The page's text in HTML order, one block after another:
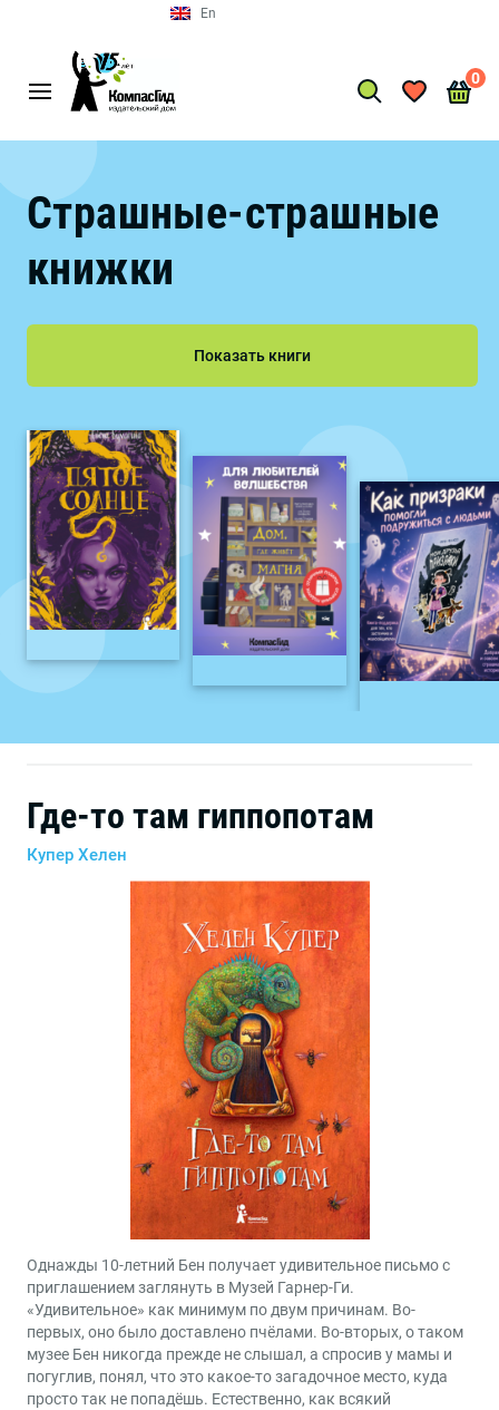
Страшные-страшные
книжки
Показать книги
Где-то там гиппопотам
Купер Хелен
Однажды 10-летний Бен получает удивительное письмо с
приглашением заглянуть в Музей Гарнер-Ги.
«Удивительное» как минимум по двум причинам. Во-
первых, оно было доставлено пчёлами. Во-вторых, о таком
музее Бен никогда прежде не слышал, а спросив у мамы и
погуглив, понял, что это какое-то загадочное место, куда
просто так не попадёшь. Естественно, как всякий
En
0